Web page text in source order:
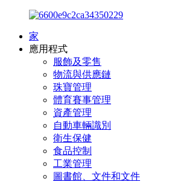
家
應用程式
服飾及零售
物流與供應鏈
珠寶管理
體育賽事管理
資產管理
自動車輛識別
衛生保健
食品控制
工業管理
圖書館、文件和文件